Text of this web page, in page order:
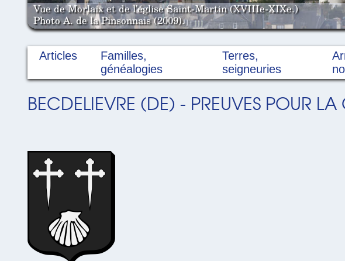
Vue de Morlaix et de l'église Saint-Martin (XVIIIe-XIXe.)
Photo A. de la Pinsonnais (2009).
Articles
Familles,
généalogies
Terres,
seigneuries
BECDELIEVRE (DE) - PREUVES POUR